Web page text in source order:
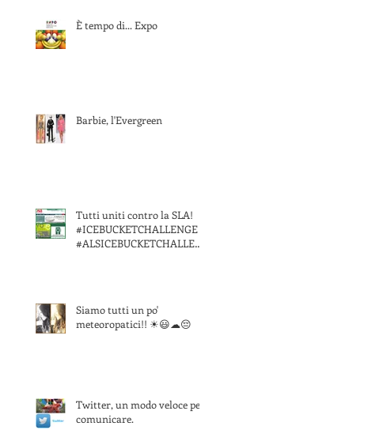
È tempo di... Expo
Barbie, l'Evergreen
Tutti uniti contro la SLA!
#ICEBUCKETCHALLENGE
#ALSICEBUCKETCHALLEN
Siamo tutti un po'
meteoropatici!! ☀😃☁😔
Twitter, un modo veloce per
comunicare.